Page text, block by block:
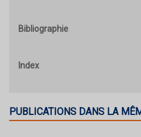
Bibliographie
Index
PUBLICATIONS DANS LA